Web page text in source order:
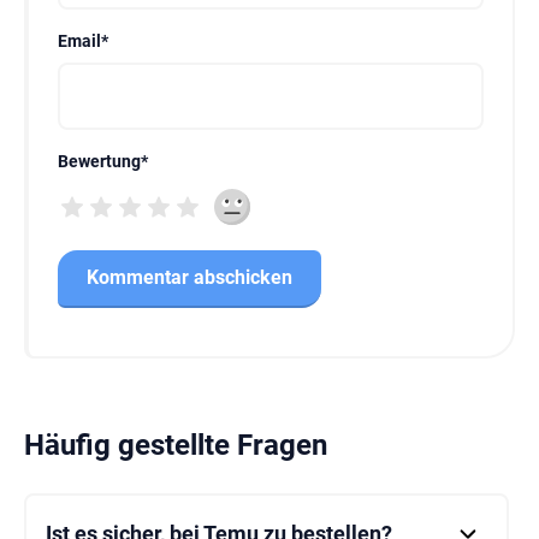
Email *
Bewertung*
Häufig gestellte Fragen
Ist es sicher, bei Temu zu bestellen?